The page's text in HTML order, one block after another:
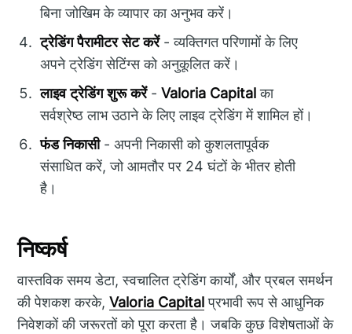
बिना जोखिम के व्यापार का अनुभव करें।
ट्रेडिंग पैरामीटर सेट करें- व्यक्तिगत परिणामों के लिए
अपने ट्रेडिंग सेटिंग्स को अनुकूलित करें।
लाइव ट्रेडिंग शुरू करें-Valoria Capitalका
सर्वश्रेष्ठ लाभ उठाने के लिए लाइव ट्रेडिंग में शामिल हों।
फंड निकासी- अपनी निकासी को कुशलतापूर्वक
संसाधित करें, जो आमतौर पर 24 घंटों के भीतर होती
है।
निष्कर्ष
वास्तविक समय डेटा, स्वचालित ट्रेडिंग कार्यों, और प्रबल समर्थन
की पेशकश करके,Valoria Capitalप्रभावी रूप से आधुनिक
निवेशकों की जरूरतों को पूरा करता है। जबकि कुछ विशेषताओं के